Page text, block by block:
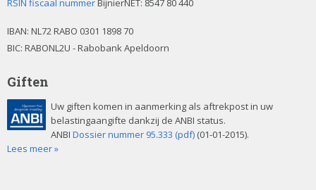
RSIN fiscaal nummerBijnierNET: 8547 80 440
IBAN: NL72 RABO 0301 1898 70
BIC: RABONL2U - Rabobank Apeldoorn
Giften
Uw giften komen in aanmerking als aftrekpost in uw
belastingaangifte dankzij de ANBI status.
ANBI Dossier nummer 95.333 (pdf) (01-01-2015).
Lees meer »